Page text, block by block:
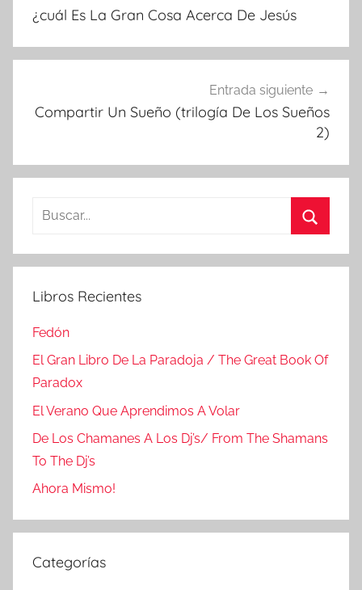
¿cuál Es La Gran Cosa Acerca De Jesús
Entrada siguiente
Compartir Un Sueño (trilogía De Los Sueños
2)
Buscar:
Libros Recientes
Fedón
El Gran Libro De La Paradoja / The Great Book Of
Paradox
El Verano Que Aprendimos A Volar
De Los Chamanes A Los Dj’s/ From The Shamans
To The Dj’s
Ahora Mismo!
Categorías